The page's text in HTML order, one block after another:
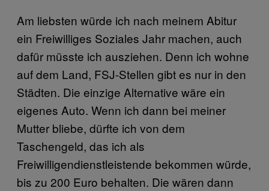
Am liebsten würde ich nach meinem Abitur
ein Freiwilliges Soziales Jahr machen, auch
dafür müsste ich ausziehen. Denn ich wohne
auf dem Land, FSJ-Stellen gibt es nur in den
Städten. Die einzige Alternative wäre ein
eigenes Auto. Wenn ich dann bei meiner
Mutter bliebe, dürfte ich von dem
Taschengeld, das ich als
Freiwilligendienstleistende bekommen würde,
bis zu 200 Euro behalten. Die wären dann